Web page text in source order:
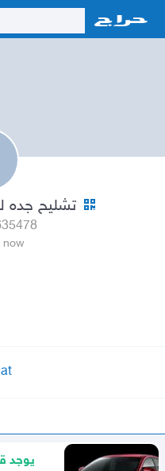
تشليح جده
now
يوجد